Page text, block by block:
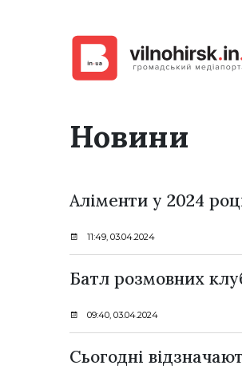
Новини
Аліменти у 2024
11:49, 03.04.2024
Батл розмовних
09:40, 03.04.2024
Сьогодні